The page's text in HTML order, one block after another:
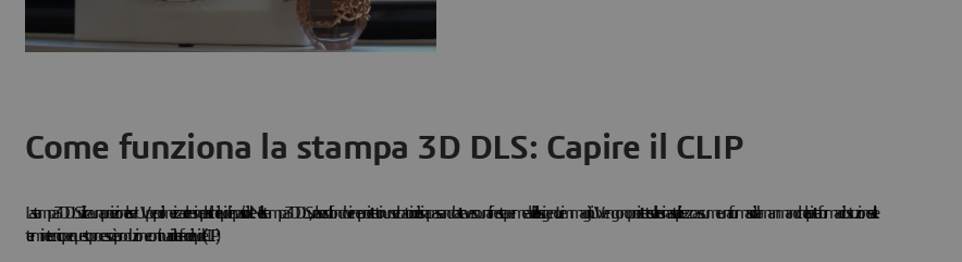
Come funziona la stampa 3D DLS: Capire il CLIP
La stampa 3D DLS utilizza una proiezione laser UV per polimerizzare le resine plastiche liquide in parti solide. Nella stampa 3D DLS, un laser sul fondo viene proiettato in un serbatoio di resina passando attraverso una finestra permeabile all'ossigeno. Le immagini UV vengono proiettate sulla resina a strati e il pezzo assume una forma solida man mano che la piattaforma di costruzione sale. Il
termine tecnico per questo processo è produzione continua di interfacce liquide (CLIP):